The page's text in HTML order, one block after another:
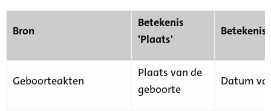
Bron
Betekenis
'Plaats'
Geboorteakten
Plaats van de
geboorte
Datum